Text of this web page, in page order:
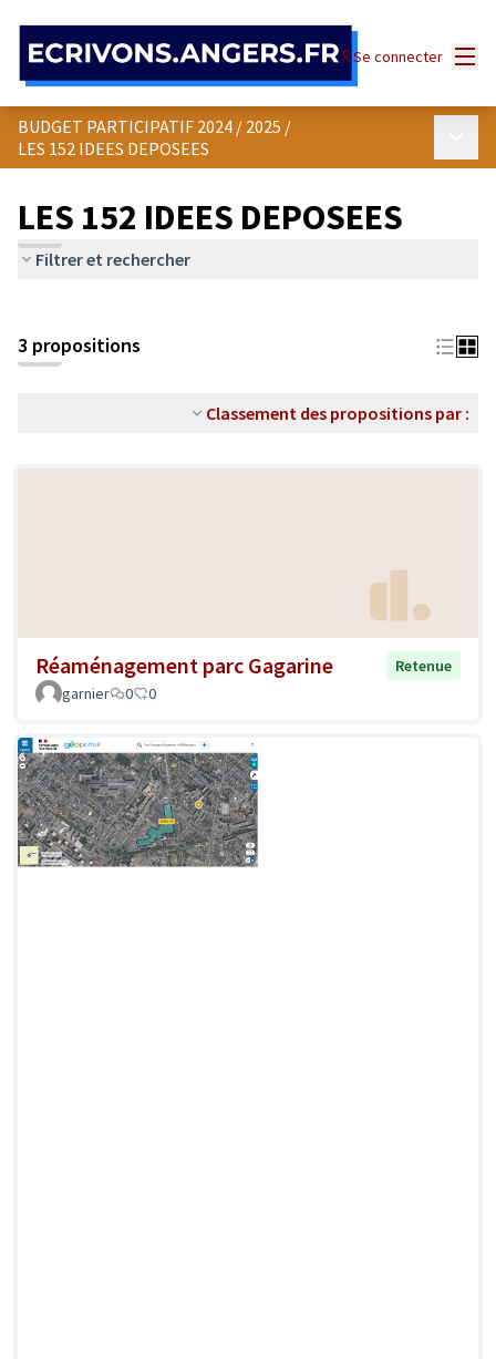
Se connecter
BUDGET PARTICIPATIF 2024 / 2025 /
LES 152 IDEES DEPOSEES
LES 152 IDEES DEPOSEES
Filtrer et rechercher
3 propositions
Classement des propositions par :
Réaménagement parc Gagarine
Retenue
garnier
0 0